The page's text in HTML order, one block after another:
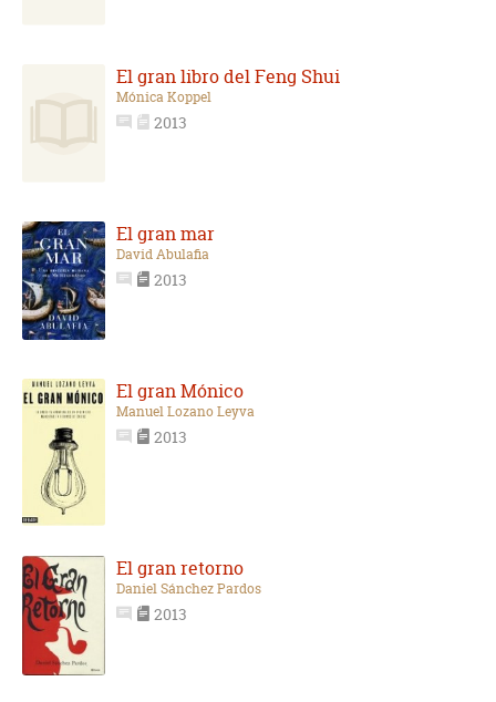
El gran libro del Feng Shui
Mónica Koppel
2013
El gran mar
David Abulafia
2013
El gran Mónico
Manuel Lozano Leyva
2013
El gran retorno
Daniel Sánchez Pardos
2013